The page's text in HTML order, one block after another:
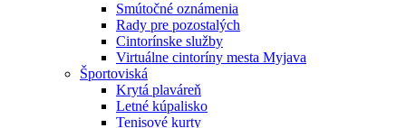
Smútočné oznámenia
Rady pre pozostalých
Cintorínske služby
Virtuálne cintoríny mesta Myjava
Športoviská
Krytá plaváreň
Letné kúpalisko
Tenisové kurty